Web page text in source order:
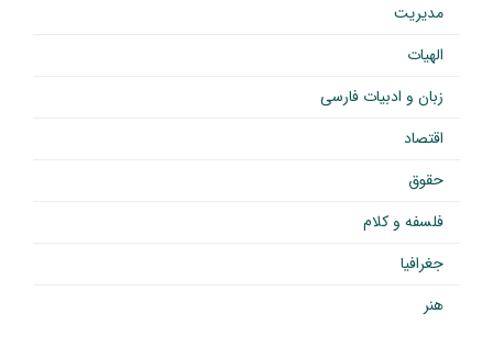
مدیریت
الهیات
زبان و ادبیات فارسی
اقتصاد
حقوق
فلسفه و کلام
جغرافیا
هنر